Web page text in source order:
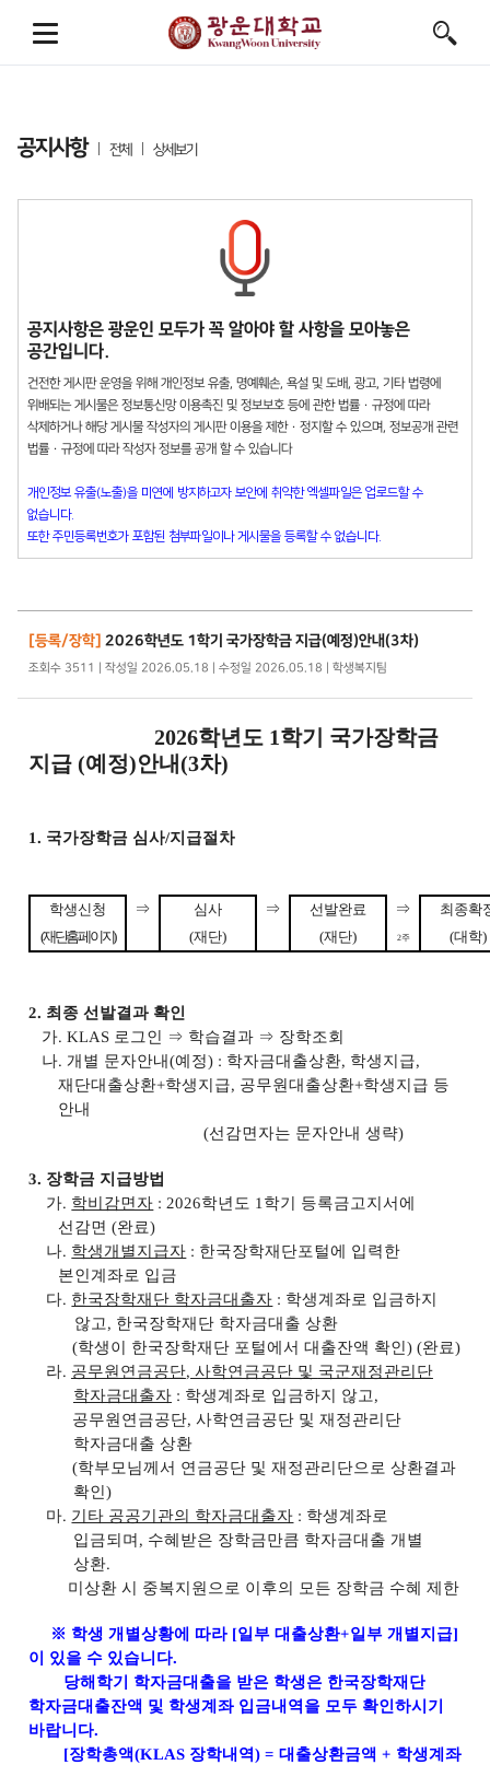
공지사항 전체 상세보기
공지사항은 광운인 모두가 꼭 알아야 할 사항을 모아놓은
공간입니다.
건전한 게시판 운영을 위해 개인정보 유출, 명예훼손, 욕설 및 도배, 광고, 기타 법령에
위배되는 게시물은 정보통신망 이용촉진 및 정보보호 등에 관한 법률 · 규정에 따라
삭제하거나 해당 게시물 작성자의 게시판 이용을 제한 · 정지할 수 있으며, 정보공개 관련
법률 · 규정에 따라 작성자 정보를 공개 할 수 있습니다
개인정보 유출(노출)을 미연에 방지하고자 보안에 취약한 엑셀파일은 업로드할 수
없습니다.
또한 주민등록번호가 포함된 첨부파일이나 게시물을 등록할 수 없습니다.
[등록/장학] 2026학년도 1학기 국가장학금 지급(예정)안내(3차)
조회수 3511 | 작성일 2026.05.18 | 수정일 2026.05.18 | 학생복지팀
2026학년도 1학기 국가장학금
지급 (예정)안내(3차)
1. 국가장학금 심사/지급절차
학생신청 ⇒ 심사 ⇒ 선발완료 ⇒
최종확
(재단홈페이지) (재단) (재단) 2주 (대학)
2. 최종 선발결과 확인
가. KLAS 로그인 ⇒ 학습결과 ⇒ 장학조회
나. 개별 문자안내(예정) : 학자금대출상환, 학생지급,
재단대출상환+학생지급, 공무원대출상환+학생지급 등
안내
(선감면자는 문자안내 생략)
3. 장학금 지급방법
가. 학비감면자 : 2026학년도 1 학기 등록금고지서에
선감면 (완료)
나. 학생개별지급자 : 한국장학재단포털에 입력한
본인계좌로 입금
다. 한국장학재단 학자금대출자 : 학생계좌로 입금하지
않고, 한국장학재단 학자금대출 상환
(학생이 한국장학재단 포털에서 대출잔액 확인) (완료)
라. 공무원연금공단, 사학연금공단 및 국군재정관리단
학자금대출자 : 학생계좌로 입금하지 않고,
공무원연금공단, 사학연금공단 및 재정관리단
학자금대출 상환
(학부모님께서 연금공단 및 재정관리단으로 상환결과
확인)
마. 기타 공공기관의 학자금대출자 : 학생계좌로
입금되며 , 수혜받은 장학금만큼 학자금대출 개별
상환.
미상환 시 중복지원으로 이후의 모든 장학금 수혜 제한
※ 학생 개별상황에 따라 [일부 대출상환+일부 개별지급]
이 있을 수 있습니다.
당해학기 학자금대출을 받은 학생은 한국장학재단
학자금대출잔액 및 학생계좌 입금내역을 모두 확인하시기
바랍니다.
[장학총액(KLAS 장학내역) =대출상환금액+ 학생계좌